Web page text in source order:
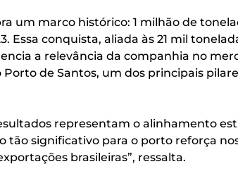
um marco histórico: 1 milhão de
conquista, aliada às 21 mil
a relevância da companhia no
de Santos, um dos principais
representam o alinhamento
significativo para o porto reforça
brasileiras”, ressalta.